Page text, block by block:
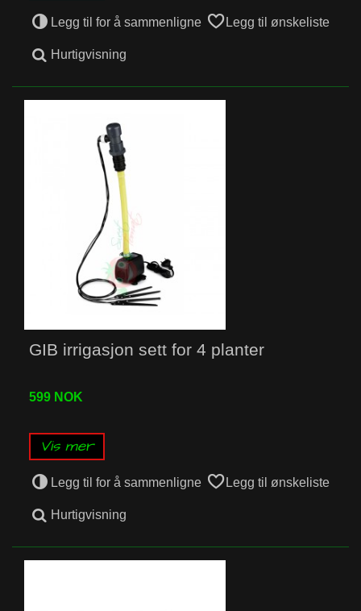
Legg til for å sammenligne Legg til ønskeliste
Hurtigvisning
GIB irrigasjon sett for 4 planter
599 NOK
Vis mer
Legg til for å sammenligne Legg til ønskeliste
Hurtigvisning